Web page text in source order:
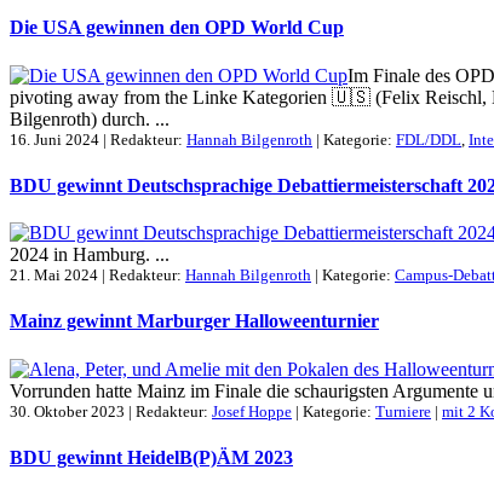
Die USA gewinnen den OPD World Cup
Im Finale des
pivoting away from the Linke Kategorien 🇺🇸 (Felix Reischl,
Bilgenroth) durch. ...
16. Juni 2024 | Redakteur: Hannah Bilgenroth | Kategorie: FDL/DDL
BDU gewinnt Deutschsprachige Debattiermeisterschaft
2024 in Hamburg. ...
21. Mai 2024 | Redakteur: Hannah Bilgenroth | Kategorie: Campus-
Mainz gewinnt Marburger Halloweenturnier
Vorrunden hatte Mainz im Finale die schaurigsten Argumente
30. Oktober 2023 | Redakteur: Josef Hoppe | Kategorie: Turniere | mit 2
BDU gewinnt HeidelB(P)ÄM 2023